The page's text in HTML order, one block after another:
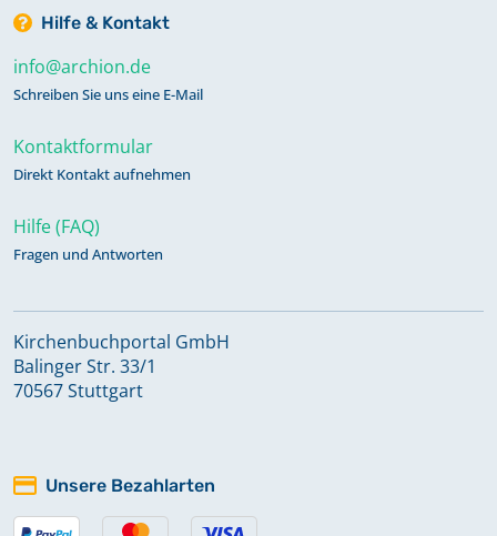
Hilfe & Kontakt
info@archion.de
Schreiben Sie uns eine E-Mail
Kontaktformular
Direkt Kontakt aufnehmen
Hilfe (FAQ)
Fragen und Antworten
Kirchenbuchportal GmbH
Balinger Str. 33/1
70567 Stuttgart
Unsere Bezahlarten